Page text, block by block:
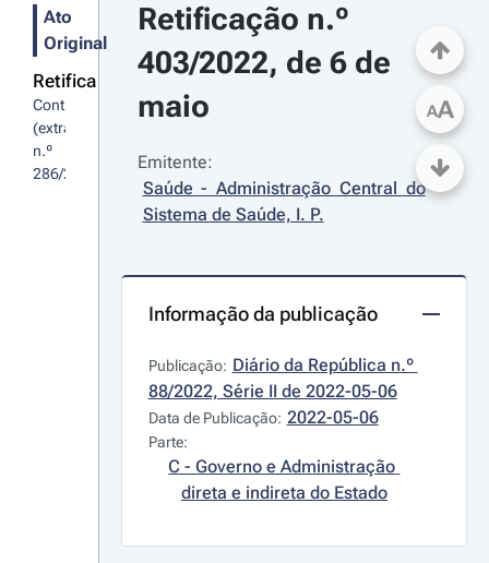
Ato
Original
Retifica
Contrato
(extrato)
n.º
286/2022
Retificação n.º
403/2022, de 6 de
maio
Emitente:
Saúde - Administração Central do
Sistema de Saúde, I. P.
Informação da publicação
Publicação: Diário da República n.º
88/2022, Série II de 2022-05-06
Data de Publicação: 2022-05-06
Parte:
C - Governo e Administração
direta e indireta do Estado
AA